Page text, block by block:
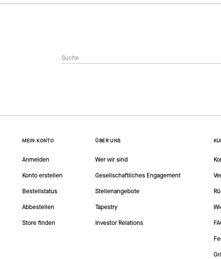
MEIN KONTO
Anmelden
Konto erstellen
Bestellstatus
Abbestellen
Store finden
ÜBER UNS
Wer wir sind
Gesellschaftliches Engagement
Stellenangebote
Tapestry
Investor Relations